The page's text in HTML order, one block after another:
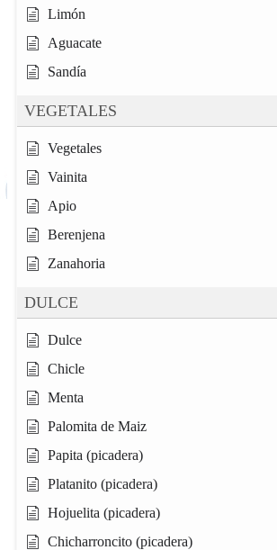
Limón
Aguacate
Sandía
VEGETALES
Vegetales
Vainita
Apio
Berenjena
Zanahoria
DULCE
Dulce
Chicle
Menta
Palomita de Maiz
Papita (picadera)
Platanito (picadera)
Hojuelita (picadera)
Chicharroncito (picadera)